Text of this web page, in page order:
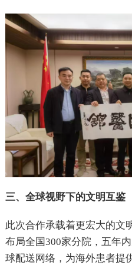
三、全球视野下的文明互鉴
此次合作承载着更宏大的文
布局全国300家分院，五年
球配送网络，为海外患者提